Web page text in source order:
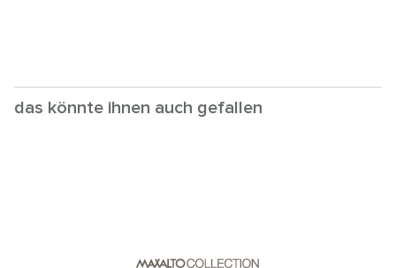
das könnte ihnen auch gefallen